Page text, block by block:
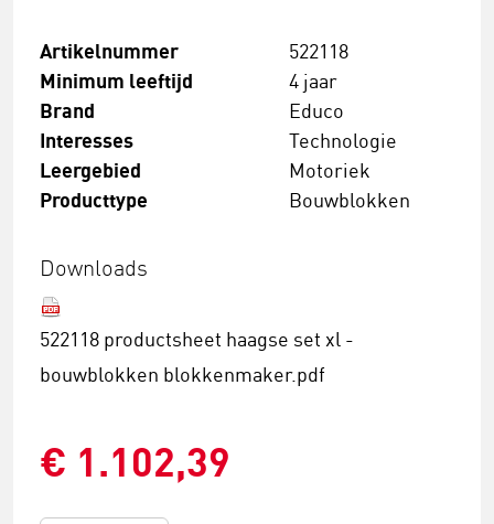
Artikelnummer 522118
Minimum leeftijd 4 jaar
Brand Educo
Interesses Technologie
Leergebied Motoriek
Producttype Bouwblokken
Downloads
522118 productsheet haagse set xl -
bouwblokken blokkenmaker.pdf
€ 1.102,39